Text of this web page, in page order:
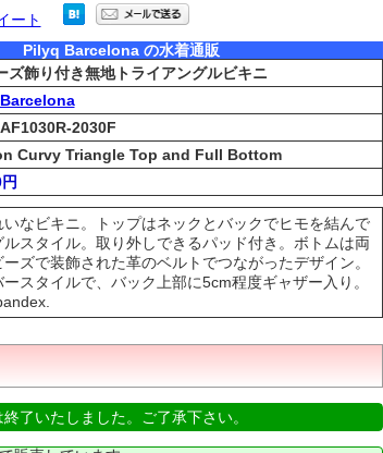
ート
Pilyq Barcelona の水着通販
ズ飾り付き無地トライアングルビキニ
2030F
Curvy Triangle Top and Full Bottom
なビキニ。トップはネックとバックでヒモを結んで
スタイル。取り外しできるパッド付き。ボトムは両
ズで装飾された革のベルトでつながったデザイン。
スタイルで、バック上部に5cm程度ギャザー入り。
了いたしました。ご了承下さい。